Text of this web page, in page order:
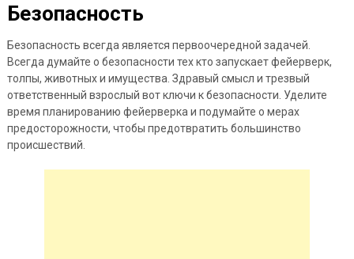
Безопасность
Безопасность всегда является первоочередной задачей.
Всегда думайте о безопасности тех кто запускает фейерверк,
толпы, животных и имущества. Здравый смысл и трезвый
ответственный взрослый вот ключи к безопасности. Уделите
время планированию фейерверка и подумайте о мерах
предосторожности, чтобы предотвратить большинство
происшествий.